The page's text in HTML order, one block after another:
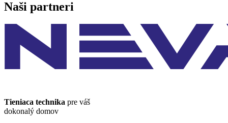
Naši partneri
Tieniaca technika pre váš
dokonalý domov